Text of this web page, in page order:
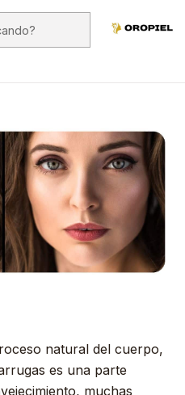
empezar a
natural del cuerpo,
es una parte
muchas